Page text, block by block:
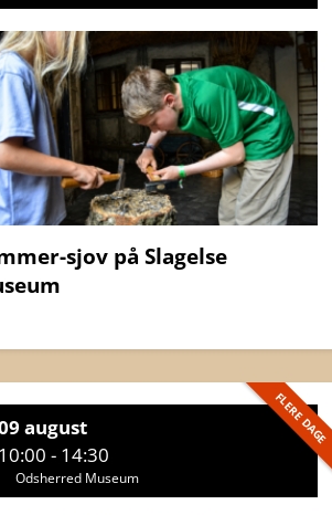
sjov på Slagelse
FLERE DAGE
august
10:00 - 14:30
Odsherred Museum